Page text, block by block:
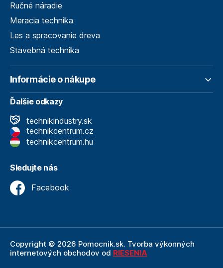
Ručné náradie
Meracia technika
Les a spracovanie dreva
Stavebná technika
Informácie o nákupe
Ďalšie odkazy
technikindustry.sk
technikcentrum.cz
technikcentrum.hu
Sledujte nás
Facebook
Copyright © 2026 Pomocnik.sk. Tvorba výkonných
internetových obchodov od RIESENIA